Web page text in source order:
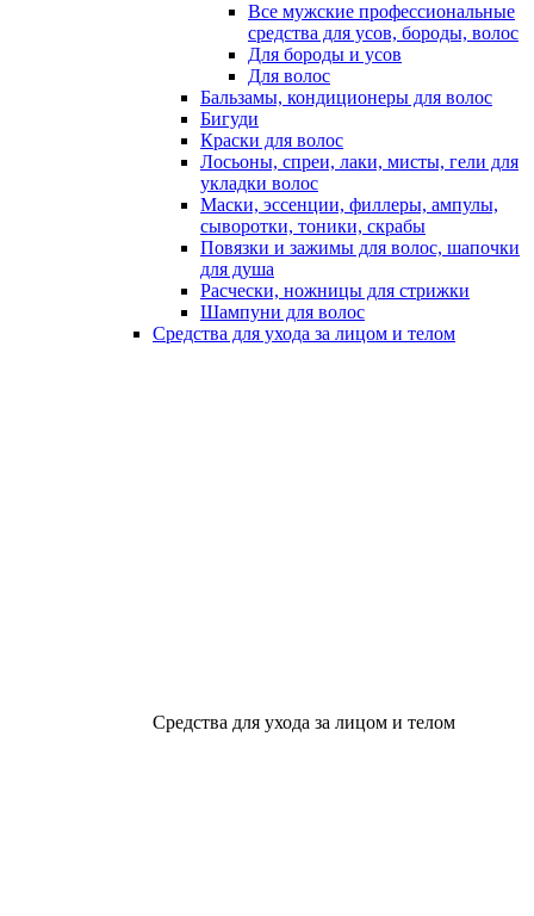
Все мужские профессиональные
средства для усов, бороды, волос
Для бороды и усов
Для волос
Бальзамы, кондиционеры для волос
Бигуди
Краски для волос
Лосьоны, спреи, лаки, мисты, гели для
укладки волос
Маски, эссенции, филлеры, ампулы,
сыворотки, тоники, скрабы
Повязки и зажимы для волос, шапочки
для душа
Расчески, ножницы для стрижки
Шампуни для волос
Средства для ухода за лицом и телом
Средства для ухода за лицом и телом